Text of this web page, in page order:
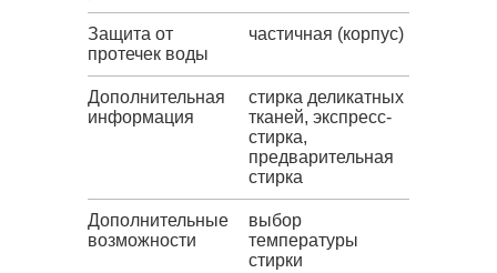
Защита от
протечек воды
частичная (корпус)
Дополнительная
информация
стирка деликатных
тканей, экспресс-
стирка,
предварительная
стирка
Дополнительные
возможности
выбор
температуры
стирки